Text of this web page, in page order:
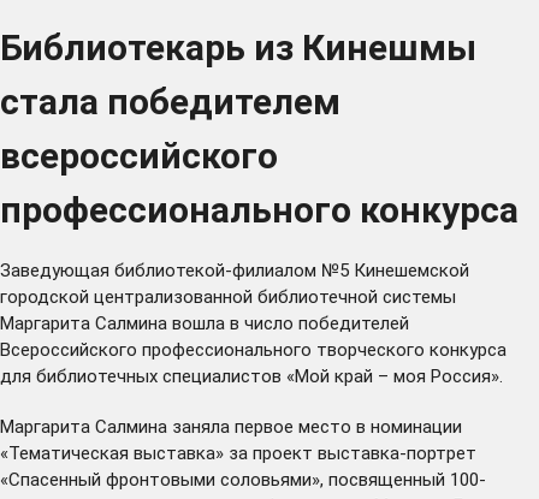
Библиотекарь из Кинешмы
стала победителем
всероссийского
профессионального конкурса
Заведующая библиотекой-филиалом №5 Кинешемской
городской централизованной библиотечной системы
Маргарита Салмина вошла в число победителей
Всероссийского профессионального творческого конкурса
для библиотечных специалистов «Мой край – моя Россия».
Маргарита Салмина заняла первое место в номинации
«Тематическая выставка» за проект выставка-портрет
«Спасенный фронтовыми соловьями», посвященный 100-